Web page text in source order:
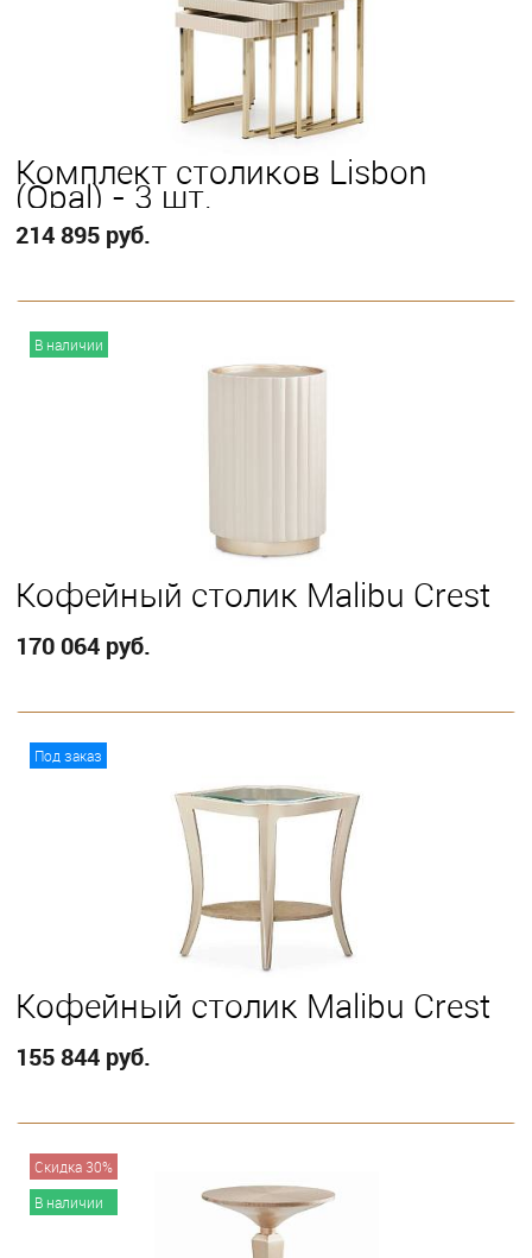
Комплект столиков Lisbon
(Opal) - 3 шт.
214 895 руб.
В наличии
Кофейный столик Malibu Crest
170 064 руб.
Под заказ
Кофейный столик Malibu Crest
155 844 руб.
Скидка 30%
В наличии